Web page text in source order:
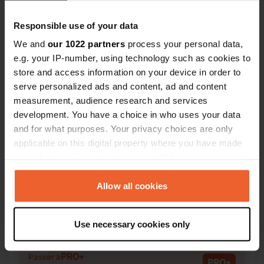
Responsible use of your data
We and our 1022 partners process your personal data,
e.g. your IP-number, using technology such as cookies to
store and access information on your device in order to
serve personalized ads and content, ad and content
measurement, audience research and services
development. You have a choice in who uses your data
and for what purposes. Your privacy choices are only
applicable on this digital property where you have made
any time from the Cookie Declaration or by clicking on
the Privacy trigger icon.
Collect information about your geographical location
which can be accurate to within several meters
Identify your device by actively scanning it for
Allow all cookies
Use necessary cookies only
Contact
Emplacement
Via Agello 15
25080, Manerba del Garda, Italie
Copie
45° 33' 0" N 10° 34' 11" E
45.550047 10.5698264
Copie
Code du site
Copie
Passer àPRO+